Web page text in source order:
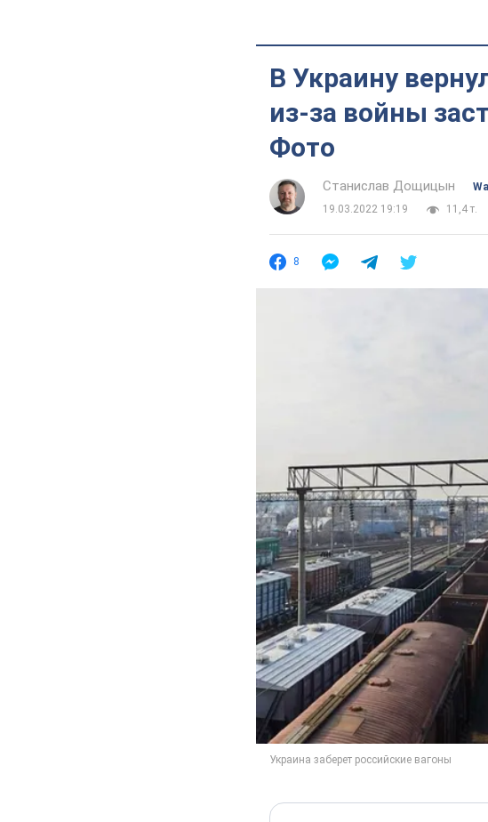
В Украину
из-за войны
Фото
Станислав Дощицын
19.03.2022 19:19
11,4 т.
8